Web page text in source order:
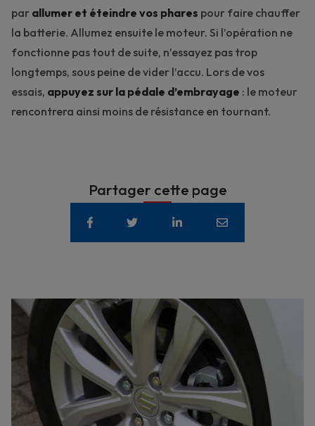
par allumer et éteindre vos phares pour faire chauffer
la batterie. Allumez ensuite le moteur. Si l’opération ne
fonctionne pas tout de suite, n’essayez pas trop
longtemps, sous peine de vider l’accu. Lors de vos
essais, appuyez sur la pédale d’embrayage : le moteur
rencontrera ainsi moins de résistance en tournant.
Partager cette page